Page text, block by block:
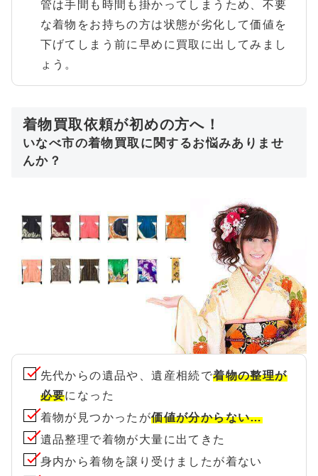
管は手間も時間も掛かってしまうため、不要
な着物をお持ちの方は状態が劣化して価値を
下げてしまう前に早めに買取に出してみまし
ょう。
着物買取依頼が初めの方へ！
いなべ市の着物買取に関するお悩みありませ
んか？
先代からの遺品や、遺産相続で着物の整理が
必要になった
着物が見つかったが価値が分からない…
遺品整理で着物が大量に出てきた
身内から着物を譲り受けましたが着ない